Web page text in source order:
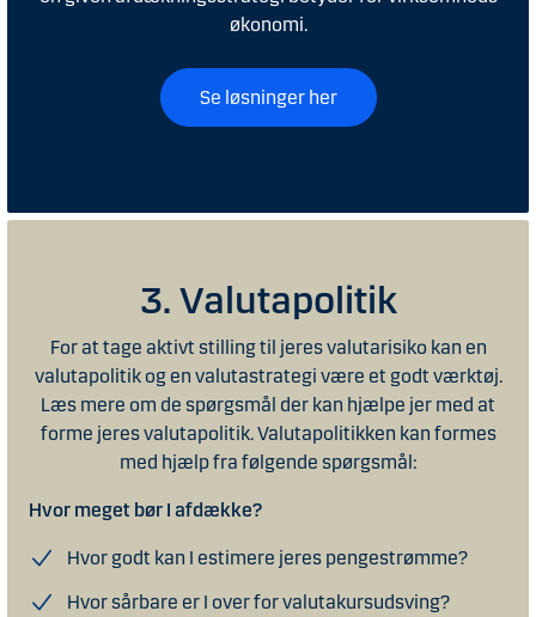
økonomi.
Se løsninger her
3. Valutapolitik
For at tage aktivt stilling til jeres valutarisiko kan en
valutapolitik og en valutastrategi være et godt værktøj.
Læs mere om de spørgsmål der kan hjælpe jer med at
forme jeres valutapolitik. Valutapolitikken kan formes
med hjælp fra følgende spørgsmål:
Hvor meget bør I afdække?
Hvor godt kan I estimere jeres pengestrømme?
Hvor sårbare er I over for valutakursudsving?